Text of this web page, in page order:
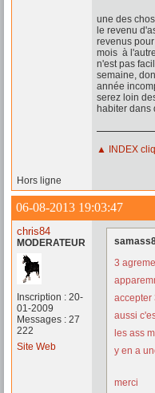
une des
le revenu
revenus
mois à
n'est pas
semaine,
année
serez loin
habiter dans
▲ INDEX
Hors ligne
06-08-2013 19:03:47
chris84
MODERATEUR
Inscription : 20-
01-2009
Messages : 27
222
Site Web
3
accepter
aussi
les ass
y en a
merci